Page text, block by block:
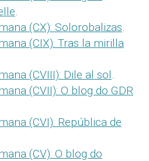
.
(CX): Solorobalizas.
(CIX): Tras la mirilla
(CVIII): Dile al sol.
(CVII): O blog do GDR
(CVI): República de
(CV): O blog do